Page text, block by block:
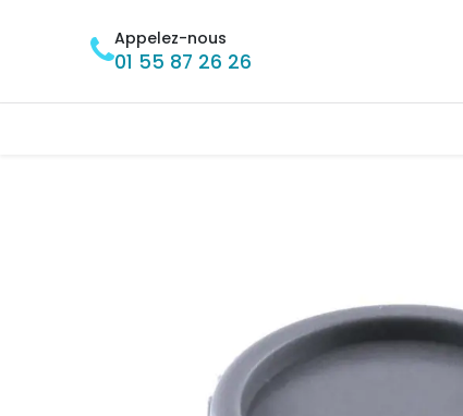
Appelez-nous
01 55 87 26 26